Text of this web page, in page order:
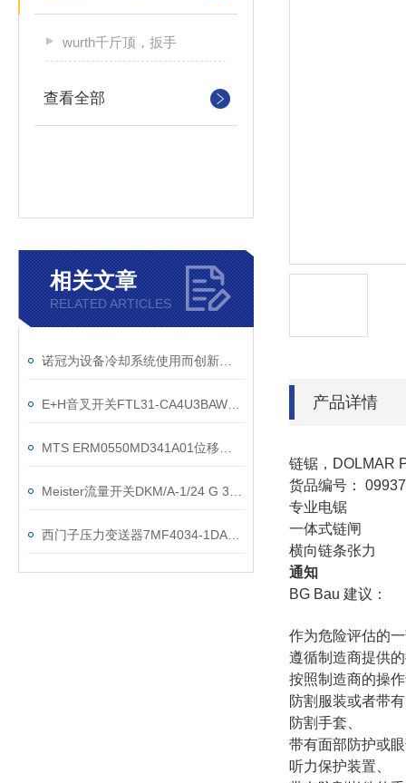
wurth千斤顶，扳手
查看全部
相关文章
RELATED ARTICLES
产品详情
链锯，DOLMAR
货品编号：
专业电锯
一体式链闸
横向链条张力
通知
BG Bau 建议：
作为危险评估的
遵循制造商提供
按照制造商的操
防割服装或者带
防割手套、
带有面部防护或
听力保护装置、